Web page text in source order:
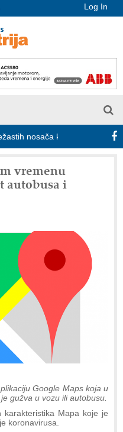
Log In
nosača kablova Novi
vremenu
autobusa i
Google Maps koja u
gužva u vozu ili autobusu.
Mapa koje je
koronavirusa.